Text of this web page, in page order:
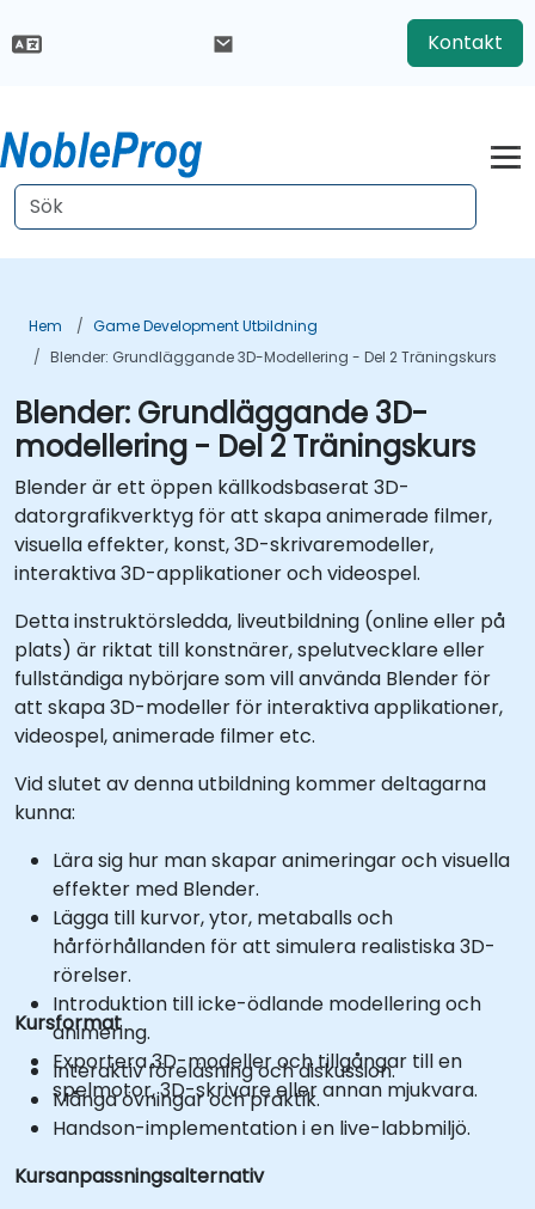
Kontakt
Hem
Game Development Utbildning
Blender: Grundläggande 3D-Modellering - Del 2 Träningskurs
Blender: Grundläggande 3D-
modellering - Del 2 Träningskurs
Blender är ett öppen källkodsbaserat 3D-
datorgrafikverktyg för att skapa animerade filmer,
visuella effekter, konst, 3D-skrivaremodeller,
interaktiva 3D-applikationer och videospel.
Detta instruktörsledda, liveutbildning (online eller på
plats) är riktat till konstnärer, spelutvecklare eller
fullständiga nybörjare som vill använda Blender för
att skapa 3D-modeller för interaktiva applikationer,
videospel, animerade filmer etc.
Vid slutet av denna utbildning kommer deltagarna
kunna:
Lära sig hur man skapar animeringar och visuella
effekter med Blender.
Lägga till kurvor, ytor, metaballs och
hårförhållanden för att simulera realistiska 3D-
rörelser.
Introduktion till icke-ödlande modellering och
animering.
Exportera 3D-modeller och tillgångar till en
spelmotor, 3D-skrivare eller annan mjukvara.
Kursformat
Interaktiv föreläsning och diskussion.
Många övningar och praktik.
Handson-implementation i en live-labbmiljö.
Kursanpassningsalternativ